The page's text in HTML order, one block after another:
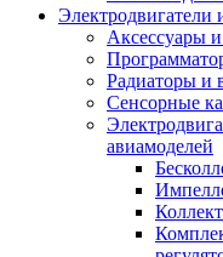
Электродвигатели
Аксессуары и
Радиаторы и
Сенсорные
авиамоделей